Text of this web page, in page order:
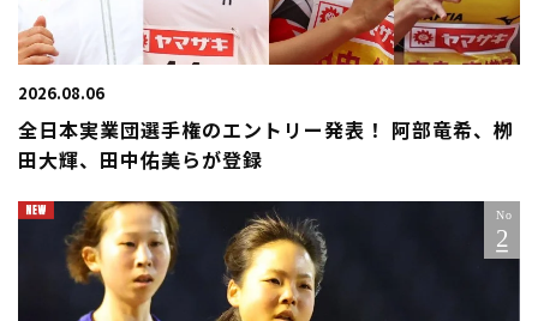
2026.08.06
全日本実業団選手権のエントリー発表！ 阿部竜希、栁
田大輝、田中佑美らが登録